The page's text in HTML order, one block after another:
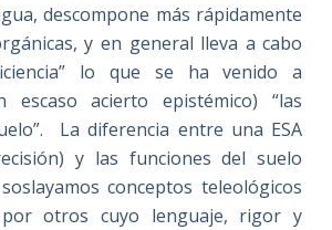
descompone más rápidamente
y en general lleva a cabo
lo que se ha venido a
escaso acierto epistémico) “las
La diferencia entre una ESA
y las funciones del suelo
conceptos teleológicos
por otros cuyo lenguaje, rigor y